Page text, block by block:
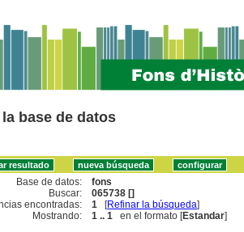
base de datos
Base de datos:
fons
Buscar:
065738 []
encontradas:
1 [Refinar la búsqueda]
Mostrando:
1 .. 1 en el formato [Estandar]